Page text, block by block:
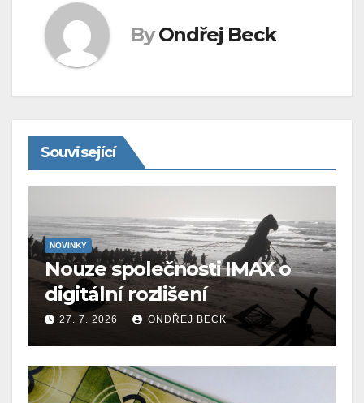
By Ondřej Beck
Související
NOVINKY
Nouze společnosti IMAX o
digitální rozlišení
27. 7. 2026 ONDŘEJ BECK